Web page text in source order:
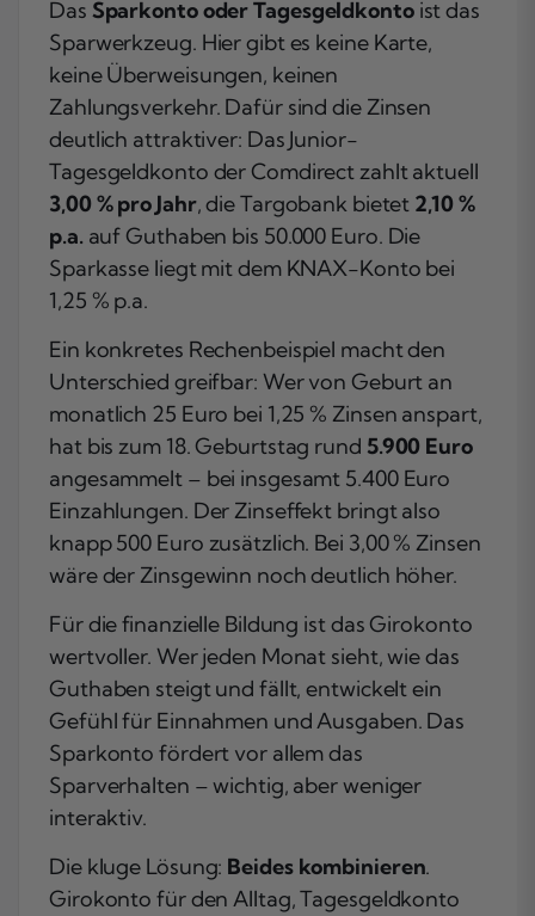
Das Sparkonto oder Tagesgeldkontoist das
Sparwerkzeug. Hier gibt es keine Karte,
keine Überweisungen, keinen
Zahlungsverkehr. Dafür sind die Zinsen
deutlich attraktiver: Das Junior-
Tagesgeldkonto der Comdirect zahlt aktuell
3,00 % pro Jahr, die Targobank bietet 2,10 %
p.a. auf Guthaben bis 50.000 Euro. Die
Sparkasse liegt mit dem KNAX-Konto bei
1,25 % p.a.
Ein konkretes Rechenbeispiel macht den
Unterschied greifbar: Wer von Geburt an
monatlich 25 Euro bei 1,25 % Zinsen anspart,
hat bis zum 18. Geburtstag rund 5.900 Euro
angesammelt – bei insgesamt 5.400 Euro
Einzahlungen. Der Zinseffekt bringt also
knapp 500 Euro zusätzlich. Bei 3,00 % Zinsen
wäre der Zinsgewinn noch deutlich höher.
Für die finanzielle Bildung ist das Girokonto
wertvoller. Wer jeden Monat sieht, wie das
Guthaben steigt und fällt, entwickelt ein
Gefühl für Einnahmen und Ausgaben. Das
Sparkonto fördert vor allem das
Sparverhalten – wichtig, aber weniger
interaktiv.
Die kluge Lösung: Beides kombinieren.
Girokonto für den Alltag, Tagesgeldkonto